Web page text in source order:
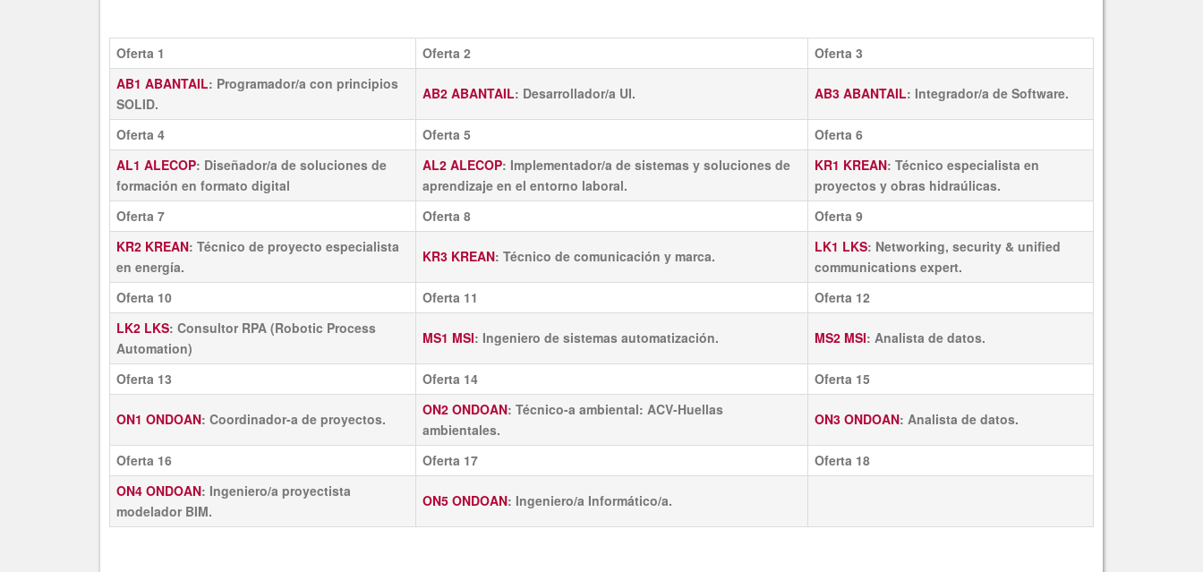
Oferta 1 Oferta 2
Oferta 3
AB1 ABANTAIL: Programador/a con principios
SOLID.
AB2 ABANTAIL: Desarrollador/a UI. AB3 ABANTAIL: Integrador/a de Software.
Oferta 4 Oferta 5
Oferta 6
AL1 ALECOP: Diseñador/a de soluciones de
formación en formato digital
AL2 ALECOP: Implementador/a de sistemas y soluciones de
aprendizaje en el entorno laboral.
KR1 KREAN: Técnico especialista en
proyectos y obras hidraúlicas.
Oferta 7
Oferta 8
Oferta 9
KR2 KREAN: Técnico de proyecto especialista
en energía.
KR3 KREAN: Técnico de comunicación y marca.
LK1 LKS: Networking, security & unified
communications expert.
Oferta 10
Oferta 11
Oferta 12
LK2 LKS: Consultor RPA (Robotic Process
Automation)
MS1 MSI: Ingeniero de sistemas automatización. MS2 MSI: Analista de datos​.
Oferta 13 Oferta 14 Oferta 15
ON1 ONDOAN: Coordinador-a de proyectos​.
ON2 ONDOAN: Técnico-a ambiental: ACV-Huellas
ambientales.
ON3 ONDOAN: Analista de datos.
Oferta 16 Oferta 17
Oferta 18
ON4 ONDOAN: Ingeniero/a proyectista
modelador BIM​.
ON5 ONDOAN: Ingeniero/a Informático/a​.